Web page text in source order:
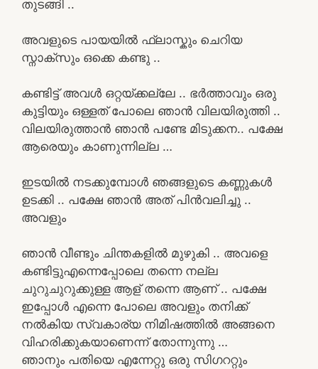
തുടങ്ങി ..
അവളുടെ പായയിൽ ഫ്ലാസ്കും ചെറിയ
സ്നാക്സും ഒക്കെ കണ്ടു ..
കണ്ടിട്ട് അവൾ ഒറ്റയ്ക്കല്ലേ .. ഭർത്താവും ഒരു
കുട്ടിയും ഒള്ളത് പോലെ ഞാൻ വിലയിരുത്തി ..
വിലയിരുത്താൻ ഞാൻ പണ്ടേ മിടുക്കന.. പക്ഷേ
ആരെയും കാണുന്നില്ല …
ഇടയിൽ നടക്കുമ്പോൾ ഞങ്ങളുടെ കണ്ണുകൾ
ഉടക്കി .. പക്ഷേ ഞാൻ അത് പിൻവലിച്ചു ..
അവളും
ഞാൻ വീണ്ടും ചിന്തകളിൽ മുഴുകി .. അവളെ
കണ്ടിട്ടുഎന്നെപ്പോലെ തന്നെ നല്ല
ചുറുചുറുക്കുള്ള ആള് തന്നെ ആണ് .. പക്ഷേ
ഇപ്പോൾ എന്നെ പോലെ അവളും തനിക്ക്
നൽകിയ സ്വകാര്യ നിമിഷത്തിൽ അങ്ങനെ
വിഹരിക്കുകയാണെന്ന് തോന്നുന്നു …
ഞാനും പതിയെ എന്നേറ്റു ഒരു സിഗററ്റും